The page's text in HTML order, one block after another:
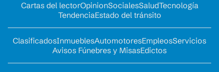
Cartas del lectorOpinionSocialesSaludTecnología
TendenciaEstado del tránsito
ClasificadosInmueblesAutomotoresEmpleosServicios
Avisos Fúnebres y MisasEdictos